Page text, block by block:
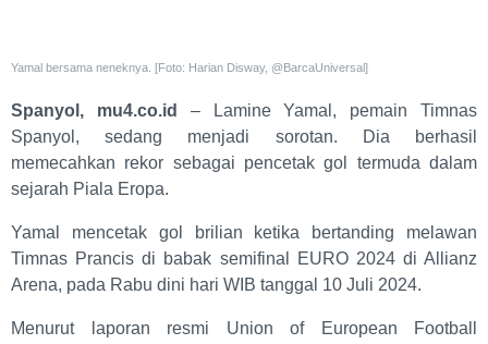
Yamal bersama neneknya. [Foto: Harian Disway, @BarcaUniversal]
Spanyol, mu4.co.id – Lamine Yamal, pemain Timnas
Spanyol, sedang menjadi sorotan. Dia berhasil
memecahkan rekor sebagai pencetak gol termuda dalam
sejarah Piala Eropa.
Yamal mencetak gol brilian ketika bertanding melawan
Timnas Prancis di babak semifinal EURO 2024 di Allianz
Arena, pada Rabu dini hari WIB tanggal 10 Juli 2024.
Menurut laporan resmi Union of European Football